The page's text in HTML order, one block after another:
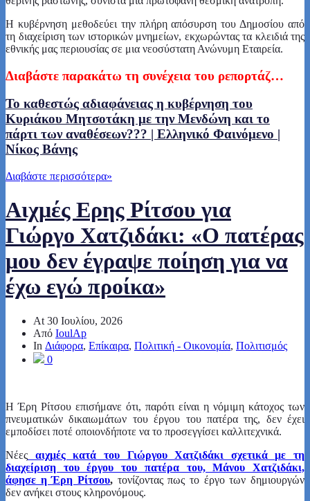
Η κυβέρνηση μεθοδεύει την πλήρη απόσυρση του Δημοσίου από
τη διαχείριση των ιστορικών μνημείων, εκχωρώντας τα κλειδιά της
εθνικής μας περιουσίας σε μια νεοσύστατη Ανώνυμη Εταιρεία.
Διαβάστε παρακάτω τη συνέχεια του ρεπορτάζ…
Το καθεστώς αδιαφάνειας η κυβέρνηση του
Κυριάκου Μητσοτάκη με την Μενδώνη και το
πάρτι των αναθέσεων??? | Ελληνικό Φαινόμενο |
Νίκος Βάνης
Διαβάστε περισσότερα»
Αιχμές Ερης Ρίτσου για
Γιώργο Χατζιδάκι: «Ο πατέρας
μου δεν έγραψε ποίηση για να
έχω εγώ προίκα»
At 30 Ιουλίου, 2026
Από IoulAp
In Διάφορα, Επίκαιρα, Πολιτική - Οικονομία, Πολιτισμός
0
Η Έρη Ρίτσου επισήμανε ότι, παρότι είναι η νόμιμη κάτοχος των
πνευματικών δικαιωμάτων του έργου του πατέρα της, δεν έχει
εμποδίσει ποτέ οποιονδήποτε να το προσεγγίσει καλλιτεχνικά.
Νέες αιχμές κατά του Γιώργου Χατζιδάκι σχετικά με τη
διαχείριση του έργου του πατέρα του, Μάνου Χατζιδάκι,
άφησε η Έρη Ρίτσου, τονίζοντας πως το έργο των δημιουργών
δεν ανήκει στους κληρονόμους.